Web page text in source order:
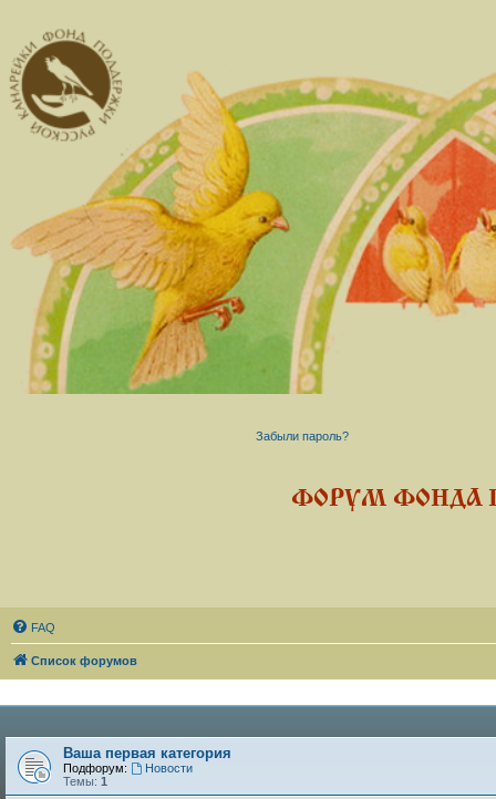
Забыли пароль?
ФОРУМ ФОНДА
FAQ
Список форумов
Ваша первая категория
Подфорум:
Новости
Темы: 1